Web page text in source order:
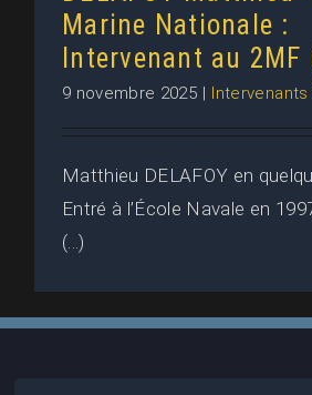
Marine Nationale :
Intervenant au 2MF
9 novembre 2025
Matthieu DELAFOY en
Entré à l’École Navale en
(...)